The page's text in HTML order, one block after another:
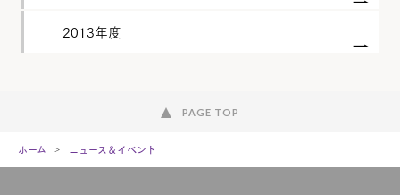
2013年度
PAGE TOP
ホーム ニュース＆イベント